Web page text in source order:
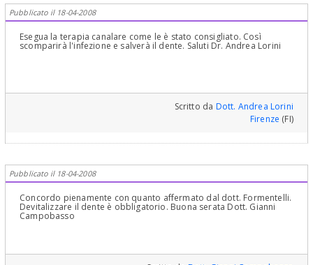
Pubblicato il 18-04-2008
Esegua la terapia canalare come le è stato consigliato. Così
scomparirà l'infezione e salverà il dente. Saluti Dr. Andrea Lorini
Scritto da Dott. Andrea Lorini
Firenze (FI)
Pubblicato il 18-04-2008
Concordo pienamente con quanto affermato dal dott. Formentelli.
Devitalizzare il dente è obbligatorio. Buona serata Dott. Gianni
Campobasso